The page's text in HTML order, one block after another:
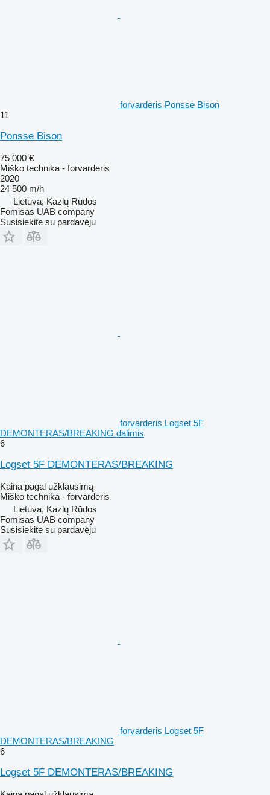
forvarderis Ponsse Bison
11
Ponsse Bison
75 000 €
Miško technika - forvarderis
2020
24 500 m/h
Lietuva, Kazlų Rūdos
Fomisas UAB company
Susisiekite su pardavėju
forvarderis Logset 5F
DEMONTERAS/BREAKING dalimis
6
Logset 5F DEMONTERAS/BREAKING
Kaina pagal užklausimą
Miško technika - forvarderis
Lietuva, Kazlų Rūdos
Fomisas UAB company
Susisiekite su pardavėju
forvarderis Logset 5F
DEMONTERAS/BREAKING
6
Logset 5F DEMONTERAS/BREAKING